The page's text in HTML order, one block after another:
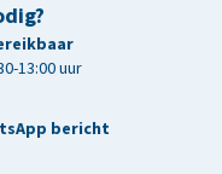
13:00 uur
bericht